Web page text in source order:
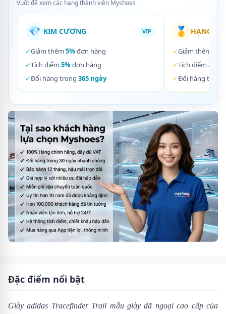
Vuốt để xem các hạng thành viên Myshoes
💎 KIM CƯƠNG VIP
✓Giảm thêm 5%đơn hàng
✓Tích điểm 5%đơn hàng
✓Đổi hàng trong 365 ngày
🥇 HẠNG
✓Giảm thêm
✓Tích điểm 3%
✓Đổi hàng trong
Đặc điểm nổi bật
Giày adidas Tracefinder Trail mẫu giày dã ngoại cao cấp của